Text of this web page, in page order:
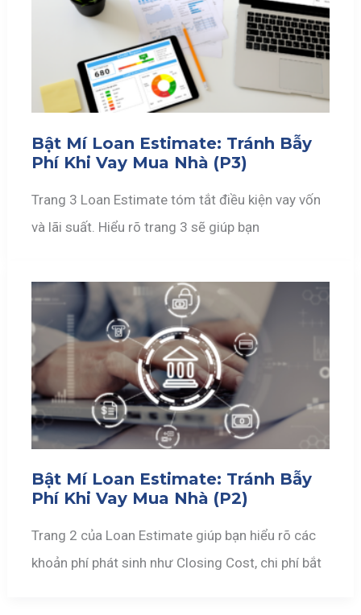
Bật Mí Loan Estimate: Tránh Bẫy
Phí Khi Vay Mua Nhà (P3)
Trang 3 Loan Estimate tóm tắt điều kiện vay vốn
và lãi suất. Hiểu rõ trang 3 sẽ giúp bạn
Bật Mí Loan Estimate: Tránh Bẫy
Phí Khi Vay Mua Nhà (P2)
Trang 2 của Loan Estimate giúp bạn hiểu rõ các
khoản phí phát sinh như Closing Cost, chi phí bắt